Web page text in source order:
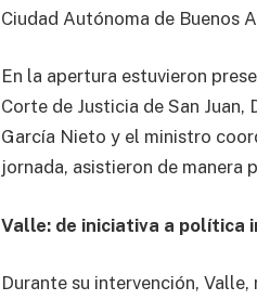
Ciudad Autónoma de Buenos
En la apertura estuvieron
Corte de Justicia de San Juan,
García Nieto y el ministro
jornada, asistieron de manera
Valle: de iniciativa a política
Durante su intervención,